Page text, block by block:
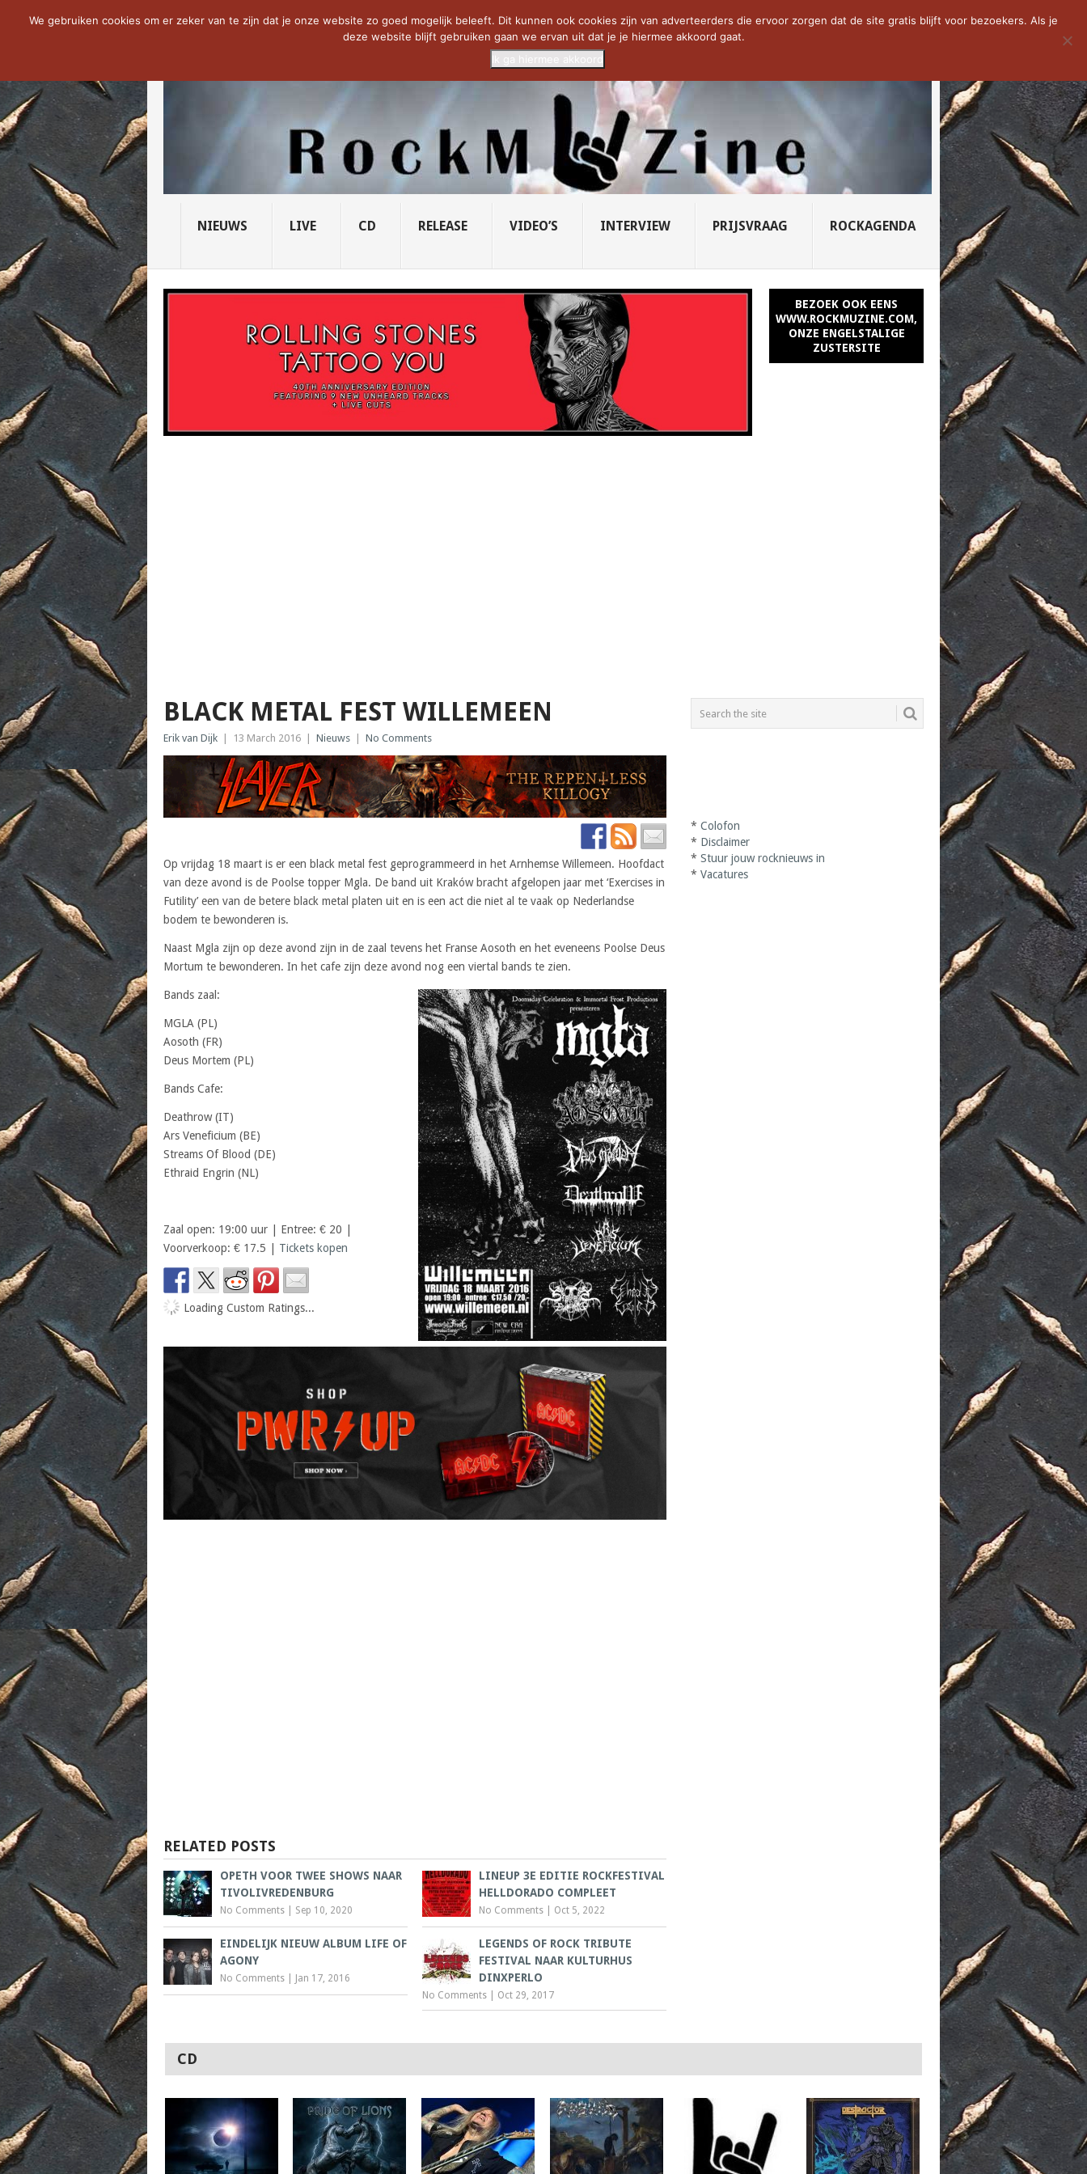
NOW TRENDING: THE VICIOUS HEAD SOCIETY... PRIDE OF LIONS – U... SAVATAGE KOMT TERUG IN 0... CD VAN DE WEEK: SLEEPING...
NIEUWS LIVE CD RELEASE VIDEO’S INTERVIEW PRIJSVRAAG ROCKAGENDA
BEZOEK OOK EENS
WWW.ROCKMUZINE.COM,
ONZE ENGELSTALIGE
ZUSTERSITE
BLACK METAL FEST WILLEMEEN
Erik van Dijk 13 March 2016 Nieuws No Comments
Op vrijdag 18 maart is er een black metal fest geprogrammeerd in het Arnhemse Willemeen. Hoofdact
van deze avond is de Poolse topper Mgla. De band uit Kraków bracht afgelopen jaar met ‘Exercises in
Futility’ een van de betere black metal platen uit en is een act die niet al te vaak op Nederlandse
bodem te bewonderen is.
Naast Mgla zijn op deze avond zijn in de zaal tevens het Franse Aosoth en het eveneens Poolse Deus
Mortum te bewonderen. In het cafe zijn deze avond nog een viertal bands te zien.
Bands zaal:
MGLA (PL)
Aosoth (FR)
Deus Mortem (PL)
Bands Cafe:
Deathrow (IT)
Ars Veneficium (BE)
Streams Of Blood (DE)
Ethraid Engrin (NL)
Zaal open: 19:00 uur | Entree: € 20 |
Voorverkoop: € 17.5 | Tickets kopen
Loading Custom Ratings...
RELATED POSTS
OPETH VOOR TWEE SHOWS NAAR
TIVOLIVREDENBURG
No Comments Sep 10, 2020
LINEUP 3E EDITIE ROCKFESTIVAL
HELLDORADO COMPLEET
No Comments Oct 5, 2022
EINDELIJK NIEUW ALBUM LIFE OF
AGONY
No Comments Jan 17, 2016
LEGENDS OF ROCK TRIBUTE
FESTIVAL NAAR KULTURHUS
DINXPERLO
No Comments Oct 29, 2017
*Colofon
* Disclaimer
*Stuur jouw rocknieuws in
*Vacatures
CD
We gebruiken cookies om er zeker van te zijn dat je onze website zo goed mogelijk beleeft. Dit kunnen ook cookies zijn van adverteerders die ervoor zorgen dat de site gratis blijft voor bezoekers. Als je
deze website blijft gebruiken gaan we ervan uit dat je je hiermee akkoord gaat.
Ik ga hiermee akkoord